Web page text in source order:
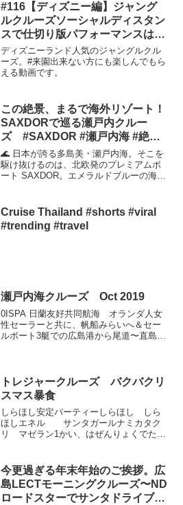
#116【ディズニー編】ジャング
ルクルーズソーシャルディスタン
スで仕切り版パフォーマンスは大
丈夫？
ディズニーランド人気のジャングルクル
ーズ。#来園出来ない方にも楽しんでもら
える動画です。
この絶景、まるで海外リゾート！
SAXDORで巡る瀬戸内クルー
ズ #SAXDOR #瀬戸内海 #絶景
#ラグジュアリー #ボートライフ #
クルージング #Shorts
🌊 日本が誇る多島美・瀬戸内海。そこを
駆け抜けるのは、北欧発のプレミアムボ
ート SAXDOR。エメラルドブルーの海、
験」をショートでお届け。🚤 SAXDOR体
験の詳細...
Cruise Thailand #shorts #viral
#trending #travel
瀬戸内海クルーズ Oct 2019
0ISPA 日蘭友好共同航海 オランダ人女
性セーラーと共に、帆船みらいへ＆セー
ルボート3艇での広島港から尾道〜直島ま
トレジャークルーズ バクバクリ
スマス暴食
しらほし安定パーティーしらほし しら
ほしエネル サンタガールナミカタク
リ マゼラン1かい、はぜんりょくでたお
ウサギはぜんりょくでたおしましょ。3タ
ーンのヤツはこう...
今更過ぎる年末年始のご挨拶。広
島LECTモーニングクルーズ〜ND
ロードスターでサンタドライブを